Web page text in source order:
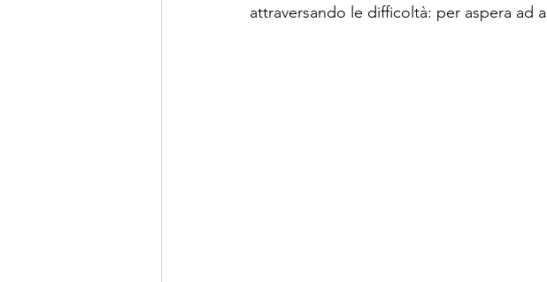
attraversando le difficoltà: per aspera ad